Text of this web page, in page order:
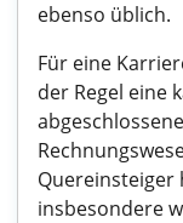
ebenso üblich.
Für eine
der Regel eine
Quereinsteiger
insbesondere